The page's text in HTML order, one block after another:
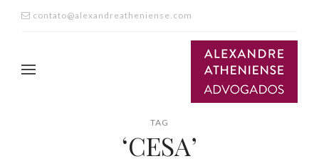
contato@alexandreatheniense.com
TAG
‘CESA’